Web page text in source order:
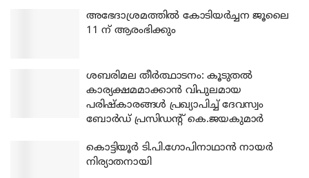
അഭേദാശ്രമത്തില്‍ കോടിയര്‍ച്ചന ജൂലൈ
11 ന് ആരംഭിക്കും
ശബരിമല തീര്‍ത്ഥാടനം: കൂടുതല്‍
കാര്യക്ഷമമാക്കാന്‍ വിപുലമായ
പരിഷ്‌കാരങ്ങള്‍ പ്രഖ്യാപിച്ച് ദേവസ്വം
ബോര്‍ഡ് പ്രസിഡന്റ് കെ.ജയകുമാര്‍
കൊട്ടിയൂര്‍ ടി.പി.ഗോപിനാഥാന്‍ നായര്‍
നിര്യാതനായി